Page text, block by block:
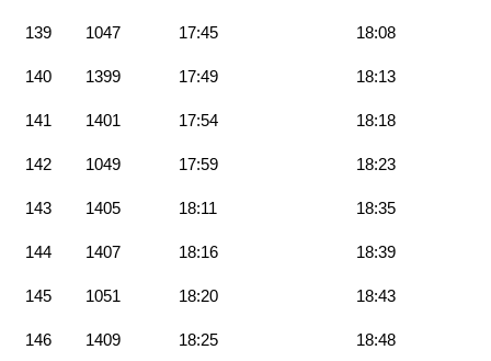
139 1047 17:45 18:08
140 1399 17:49 18:13
141 1401 17:54 18:18
142 1049 17:59 18:23
143 1405 18:11 18:35
144 1407 18:16 18:39
145 1051 18:20 18:43
146 1409 18:25 18:48